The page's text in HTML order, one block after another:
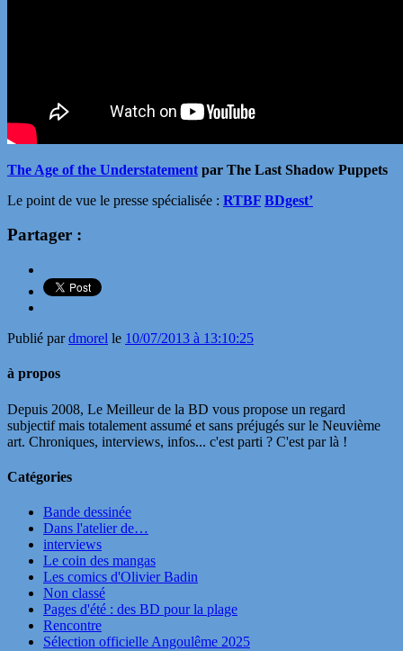
The Age of the Understatement par The Last Shadow Puppets
Le point de vue le presse spécialisée : RTBF BDgest’
Partager :
Publié pardmorel le 10/07/2013 à 13:10:25
à propos
Depuis 2008, Le Meilleur de la BD vous propose un regard
subjectif mais totalement assumé et sans préjugés sur le Neuvième
art. Chroniques, interviews, infos... c'est parti ? C'est par là !
Catégories
Bande dessinée
Dans l'atelier de…
interviews
Le coin des mangas
Les comics d'Olivier Badin
Non classé
Pages d'été : des BD pour la plage
Rencontre
Sélection officielle Angoulême 2025